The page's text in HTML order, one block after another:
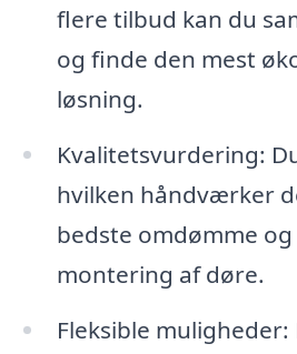
flere tilbud kan du
og finde den mest
løsning.
Kvalitetsvurdering:
hvilken håndværker
bedste omdømme
montering af døre.
Fleksible muligheder: